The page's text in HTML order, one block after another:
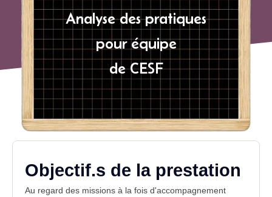
Analyse des pratiques
pour équipe
de CESF
Objectif.s de la prestation
Au regard des missions à la fois d'accompagnement